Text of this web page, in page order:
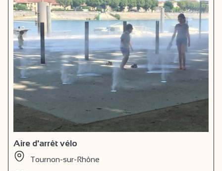
Aire d'arrêt vélo
Tournon-sur-Rhône